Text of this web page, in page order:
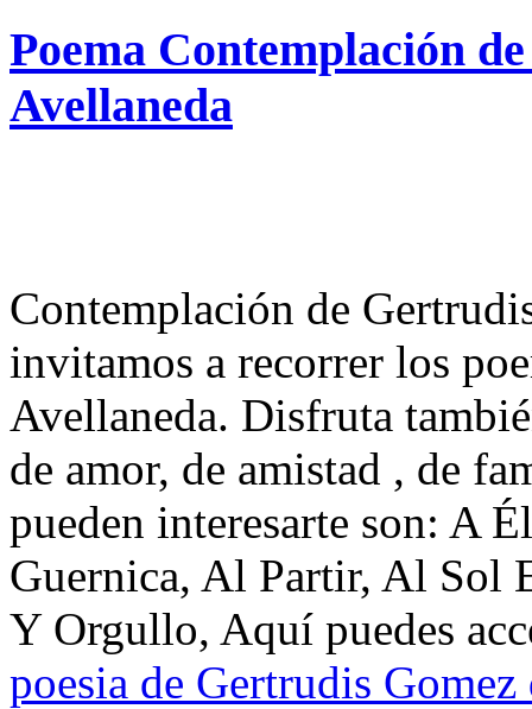
Poema Contemplación
Avellaneda
Contemplación de
invitamos a recorrer los
Avellaneda. Disfruta
de amor, de amistad , de
pueden interesarte son: A
Guernica, Al Partir, Al Sol
Y Orgullo, Aquí puedes
poesia de Gertrudis Gomez